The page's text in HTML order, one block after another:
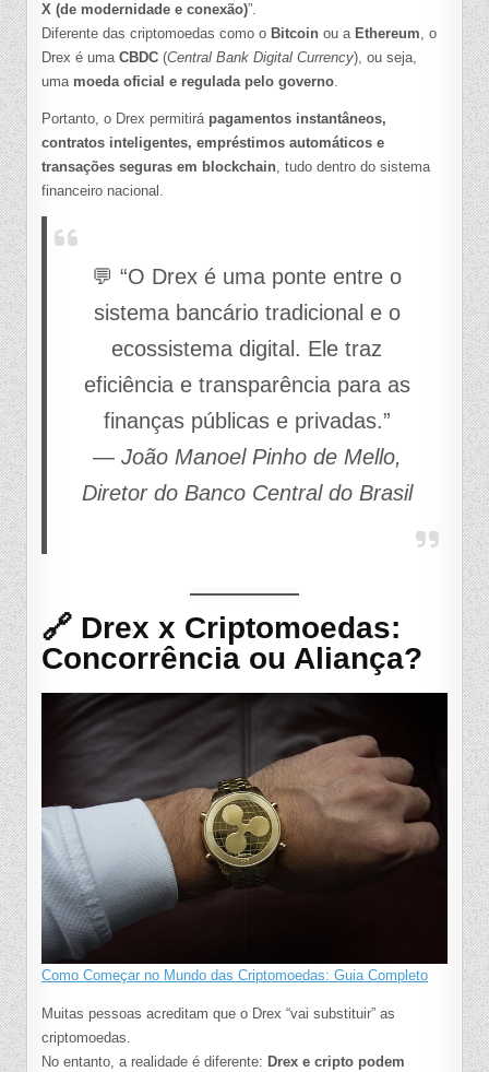
X (de modernidade e conexão)”.
Diferente das criptomoedas como o Bitcoin ou a Ethereum, o
Drex é umaCBDC (Central Bank Digital Currency), ou seja,
uma moeda oficial e regulada pelo governo.
Portanto, o Drex permitirá pagamentos instantâneos,
contratos inteligentes, empréstimos automáticos e
transações seguras em blockchain, tudo dentro do sistema
financeiro nacional.
💬 “O Drex é uma ponte entre o
sistema bancário tradicional e o
ecossistema digital. Ele traz
eficiência e transparência para as
finanças públicas e privadas.”
— João Manoel Pinho de Mello,
Diretor do Banco Central do Brasil
🔗 Drex x Criptomoedas:
Concorrência ou Aliança?
Como Começar no Mundo das Criptomoedas: Guia Completo
Muitas pessoas acreditam que o Drex “vai substituir” as
criptomoedas.
No entanto, a realidade é diferente: Drex e cripto podem